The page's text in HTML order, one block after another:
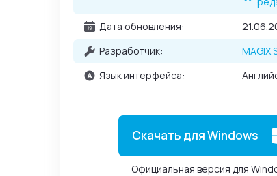
Дата обновления:
Разработчик:
MAGIX
Язык интерфейса:
Скачать для Windows
Официальная версия для